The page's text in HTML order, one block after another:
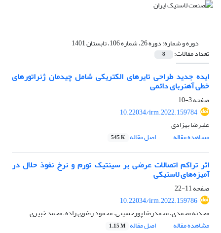
دوره و شماره:دوره 26، شماره 106، تابستان 1401
تعداد مقالات: 8
ایده جدید طراحی تایرهای الکتریکی شامل چیدمان ژنراتورهای
خطی آهنربای دائمی
صفحه3-10
10.22034/irm.2022.159784
علیرضا بهزادی
مشاهده مقاله
اصل مقاله 545 K
اثر تراکم اتصالات عرضی بر سینتیک تورم و نرخ نفوذ حلال در
آمیزه‌های لاستیکی
صفحه11-22
10.22034/irm.2022.159786
محدثه محمدی، محمدرضا پورحسینی، محمود رضوی زاده، محمد خبیری
مشاهده مقاله
اصل مقاله 1.15 M